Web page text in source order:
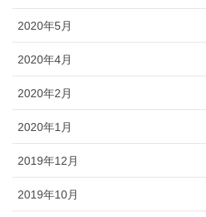
2020年5月
2020年4月
2020年2月
2020年1月
2019年12月
2019年10月